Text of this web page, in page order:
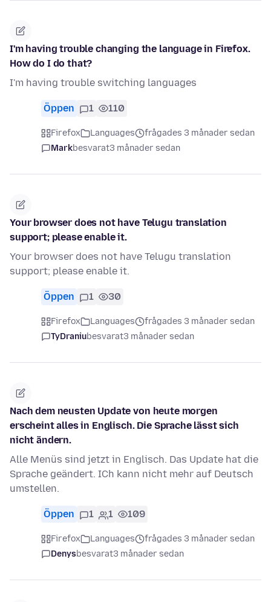
I'm having trouble changing the language in Firefox.
How do I do that?
I'm having trouble switching languages
Öppen 1 110
Firefox Languages
frågades 3 månader sedan
Markbesvarat3 månader sedan
Your browser does not have Telugu translation
support; please enable it.
Your browser does not have Telugu translation
support; please enable it.
Öppen 1 30
Firefox Languages
frågades 3 månader sedan
TyDraniubesvarat3 månader sedan
Nach dem neusten Update von heute morgen
erscheint alles in Englisch. Die Sprache lässt sich
nicht ändern.
Alle Menüs sind jetzt in Englisch. Das Update hat die
Sprache geändert. ICh kann nicht mehr auf Deutsch
umstellen.
Öppen 1 1 109
Firefox Languages
frågades 3 månader sedan
Denysbesvarat3 månader sedan